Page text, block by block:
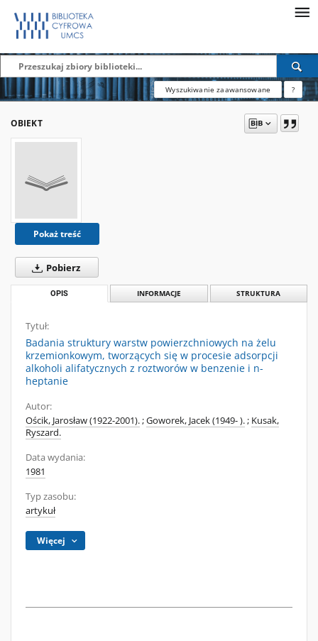
Wyszukiwanie zaawansowane ?
OBIEKT
Pokaż treść
Pobierz
OPIS INFORMACJE STRUKTURA
Tytuł:
Badania struktury warstw powierzchniowych na żelu
krzemionkowym, tworzących się w procesie adsorpcji
alkoholi alifatycznych z roztworów w benzenie i n-
heptanie
Autor:
Ościk, Jarosław (1922-2001).;Goworek, Jacek (1949- ).; Kusak,
Ryszard.
Data wydania:
1981
Typ zasobu:
artykuł
Więcej